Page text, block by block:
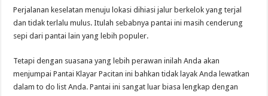
Perjalanan keselatan menuju lokasi dihiasi jalur berkelok yang terjal
dan tidak terlalu mulus. Itulah sebabnya pantai ini masih cenderung
sepi dari pantai lain yang lebih populer.
Tetapi dengan suasana yang lebih perawan inilah Anda akan
menjumpai Pantai Klayar Pacitan ini bahkan tidak layak Anda lewatkan
dalam to do list Anda. Pantai ini sangat luar biasa lengkap dengan